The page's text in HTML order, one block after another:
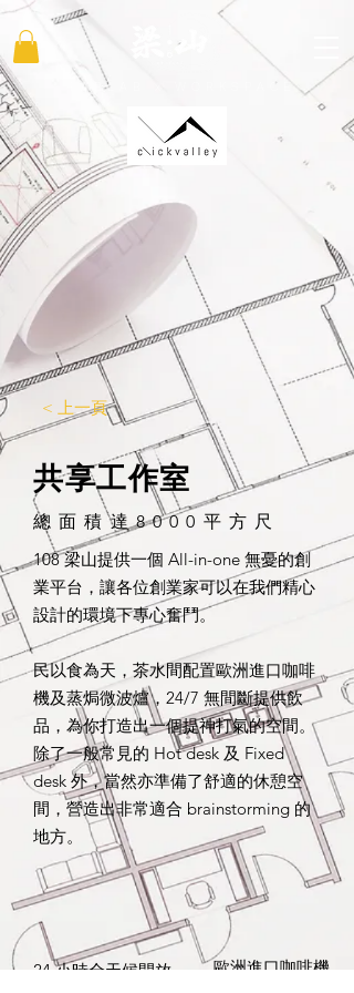
FABLAB x WORKSPACE
< 上一頁
共享工作室
總面積達8000平方尺
108 梁山提供一個 All-in-one 無憂的創
業平台，讓各位創業家可以在我們精心
設計的環境下專心奮鬥。
民以食為天，茶水間配置歐洲進口咖啡
機及蒸焗微波爐，24/7 無間斷提供飲
品，為你打造出一個提神打氣的空間。
除了一般常見的 Hot desk 及 Fixed
desk 外，當然亦準備了舒適的休憩空
間，營造出非常適合 brainstorming 的
地方。
24 小時全天候開放
​歐洲進口咖啡機